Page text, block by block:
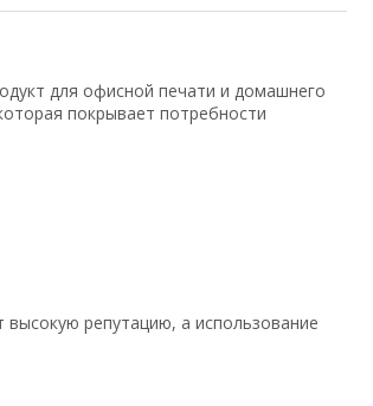
для офисной печати и домашнего
покрывает потребности
репутацию, а использование